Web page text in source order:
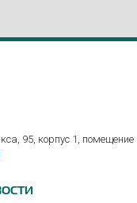
95, корпус 1, помещение